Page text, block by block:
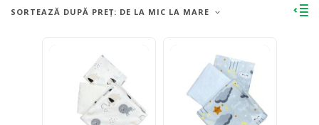
SORTEAZĂ DUPĂ PREȚ: DE LA MIC LA MARE